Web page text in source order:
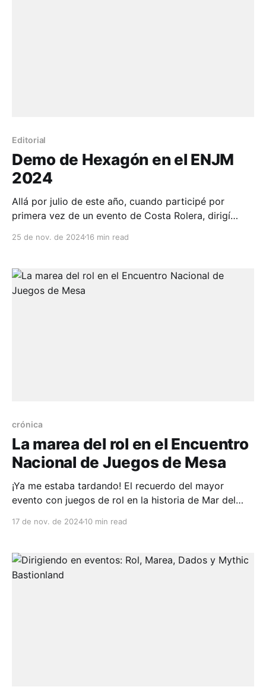
Editorial
Demo de Hexagón en el ENJM
2024
Allá por julio de este año, cuando participé por
primera vez de un evento de Costa Rolera, dirigí
capacidad de este juego para facilitar una sesión
que tu juego se luzca en convenciones y
25 de nov. de 202416 min read
crónica
La marea del rol en el Encuentro
Nacional de Juegos de Mesa
¡Ya me estaba tardando! El recuerdo del mayor
evento con juegos de rol en la historia de Mar del
memoria. El 1, 2
17 de nov. de 202410 min read